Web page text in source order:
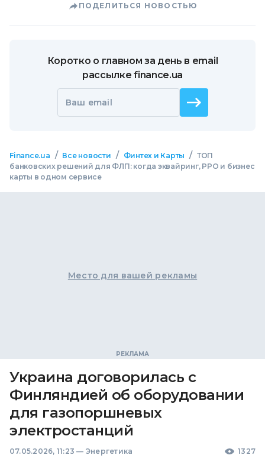
ПОДЕЛИТЬСЯ НОВОСТЬЮ
Коротко о главном за день в email
рассылке finance.ua
Ваш email
Finance.ua / Все новости / Финтех и Карты / ТОП
банковских решений для ФЛП: когда эквайринг, РРО и бизнес
карты в одном сервисе
Место для вашей рекламы
Украина договорилась с
Финляндией об оборудовании
для газопоршневых
электростанций
07.05.2026, 11:23 — Энергетика 1327